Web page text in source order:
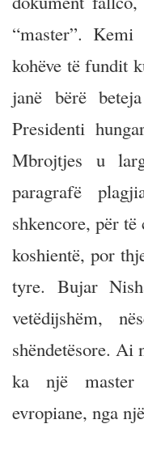
“master”.
kohëve të fundit
janë bërë
Presidenti
Mbrojtjes u
paragrafë
shkencore, për
koshientë, por
tyre. Bujar
vetëdijshëm,
shëndetësore. Ai
ka një
evropiane, nga